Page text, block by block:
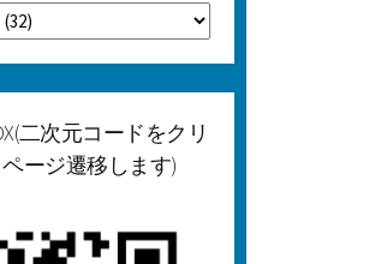
二次元コードをクリ
ージ遷移します)